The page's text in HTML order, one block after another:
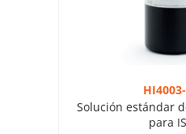
Solución estándar
para